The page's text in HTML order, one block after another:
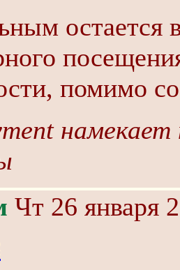
остается
помимо
Чт 26 января